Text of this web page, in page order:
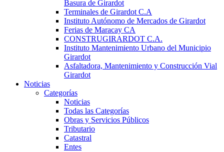
Basura de Girardot
Terminales de Girardot C.A
Instituto Autónomo de Mercados de Girardot
Ferias de Maracay CA
CONSTRUGIRARDOT C.A.
Instituto Mantenimiento Urbano del Municipio
Girardot
Asfaltadora, Mantenimiento y Construcción Vial
Girardot
Noticias
Categorías
Noticias
Todas las Categorías
Obras y Servicios Públicos
Tributario
Catastral
Entes